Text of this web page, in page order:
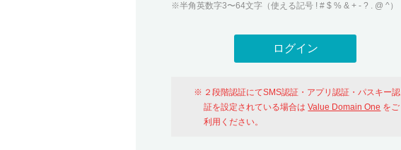
※半角英数字3〜64文字（使える記号 ! # $ % & + - ? . @ ^）
２段階認証にてSMS認証・アプリ認証・パスキー認
証を設定されている場合はValue Domain One をご
利用ください。